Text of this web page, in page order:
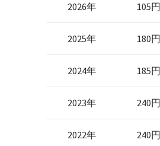
2026年 105円
2025年 180円
2024年 185円
2023年 240円
2022年 240円